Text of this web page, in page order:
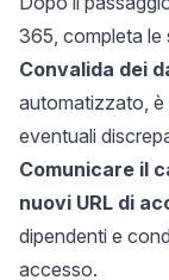
365, completa le
Convalida dei
automatizzato, è
eventuali
Comunicare il
nuovi URL di
dipendenti e
accesso.